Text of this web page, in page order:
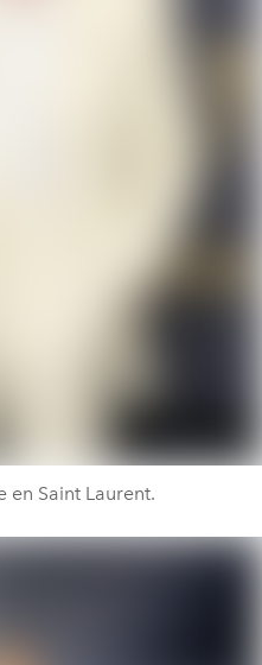
en Saint Laurent.